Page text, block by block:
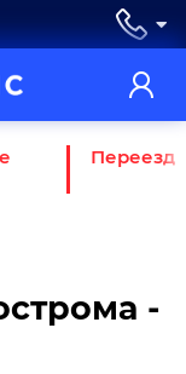
Переезд
-